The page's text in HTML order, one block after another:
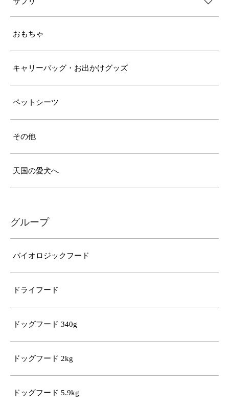
おもちゃ
キャリーバッグ・お出かけグッズ
ペットシーツ
その他
天国の愛犬へ
グループ
バイオロジックフード
ドライフード
ドッグフード 340g
ドッグフード 2kg
ドッグフード 5.9kg